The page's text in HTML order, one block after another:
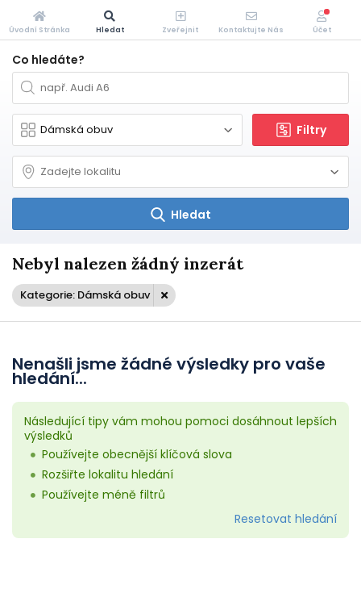
Co hledáte?
Filtry
Hledat
Nebyl nalezen žádný inzerát
Kategorie: Dámská obuv
Nenašli jsme žádné výsledky pro vaše
hledání...
Následující tipy vám mohou pomoci dosáhnout lepších
výsledků
Používejte obecnější klíčová slova
Rozšiřte lokalitu hledání
Používejte méně filtrů
Resetovat hledání
Úvodní Stránka Hledat Zveřejnit Kontaktujte Nás Účet